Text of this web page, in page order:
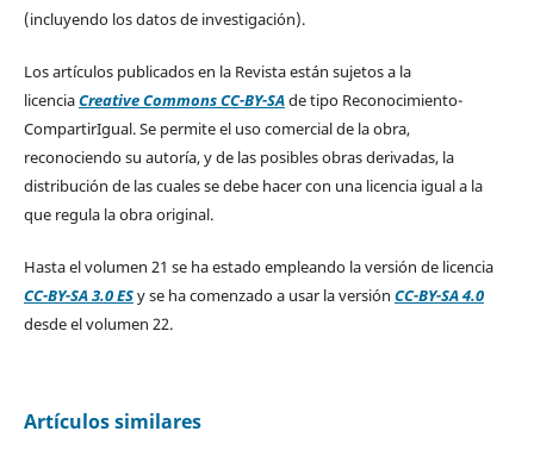
(incluyendo los datos de investigación).
Los artículos publicados en la Revista están sujetos a la
licenciaCreative Commons CC-BY-SAde tipo Reconocimiento-
CompartirIgual. Se permite el uso comercial de la obra,
reconociendo su autoría, y de las posibles obras derivadas, la
distribución de las cuales se debe hacer con una licencia igual a la
que regula la obra original.
Hasta el volumen 21 se ha estado empleando la versión de licencia
CC-BY-SA 3.0 ESy se ha comenzado a usar la versión CC-BY-SA 4.0
desde el volumen 22.
Artículos similares